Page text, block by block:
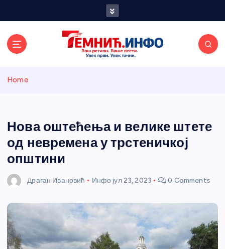
и портал
Home
Нова оштећења и велике штете
од невремена у трстеничкој
општини
Драган Ивановић Инфо јул 23, 2023 0 Comments